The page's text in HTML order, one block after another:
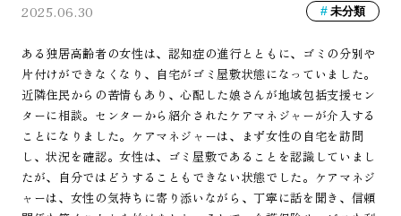
2025.06.30 未分類
ある独居高齢者の女性は、認知症の進行とともに、ゴミの分別や
片付けができなくなり、自宅がゴミ屋敷状態になっていました。
近隣住民からの苦情もあり、心配した娘さんが地域包括支援セン
ターに相談。センターから紹介されたケアマネジャーが介入する
ことになりました。ケアマネジャーは、まず女性の自宅を訪問
し、状況を確認。女性は、ゴミ屋敷であることを認識していまし
たが、自分ではどうすることもできない状態でした。ケアマネジ
ャーは、女性の気持ちに寄り添いながら、丁寧に話を聞き、信頼